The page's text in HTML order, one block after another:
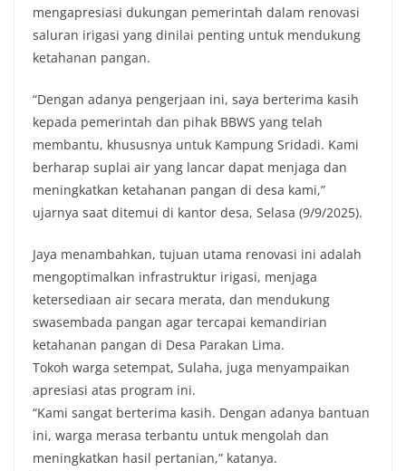
mengapresiasi dukungan pemerintah dalam renovasi
saluran irigasi yang dinilai penting untuk mendukung
ketahanan pangan.
“Dengan adanya pengerjaan ini, saya berterima kasih
kepada pemerintah dan pihak BBWS yang telah
membantu, khususnya untuk Kampung Sridadi. Kami
berharap suplai air yang lancar dapat menjaga dan
meningkatkan ketahanan pangan di desa kami,”
ujarnya saat ditemui di kantor desa, Selasa (9/9/2025).
Jaya menambahkan, tujuan utama renovasi ini adalah
mengoptimalkan infrastruktur irigasi, menjaga
ketersediaan air secara merata, dan mendukung
swasembada pangan agar tercapai kemandirian
ketahanan pangan di Desa Parakan Lima.
Tokoh warga setempat, Sulaha, juga menyampaikan
apresiasi atas program ini.
“Kami sangat berterima kasih. Dengan adanya bantuan
ini, warga merasa terbantu untuk mengolah dan
meningkatkan hasil pertanian,” katanya.